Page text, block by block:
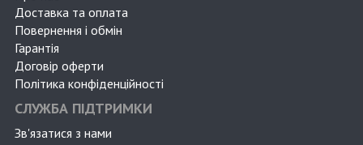
Доставка та оплата
Повернення і обмін
Гарантія
Договір оферти
Політика конфіденційності
СЛУЖБА ПІДТРИМКИ
Зв'язатися з нами